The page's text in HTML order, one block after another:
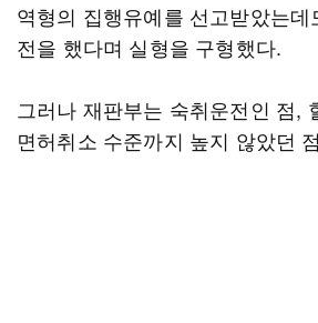
역형의 집행유예를 선고받았는
전을 했다며 실형을 구형했다.
그러나 재판부는 숙취운전인 점,
면허취소 수준까지 높지 않았던